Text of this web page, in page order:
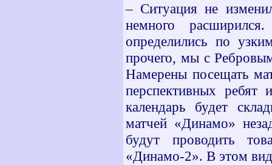
– Ситуация не
немного
определились по
прочего, мы с
Намерены посещать
перспективных
календарь будет
матчей «Динамо»
будут проводить
«Динамо-2». В этом